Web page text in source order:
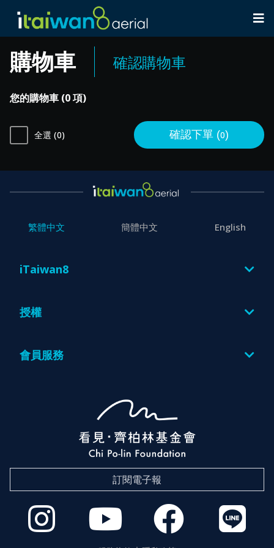
購物車 確認購物車
您的購物車 (0 項)
全選 (0) 確認下單 (0)
繁體中文 簡體中文 English
iTaiwan8
授權
會員服務
訂閱電子報